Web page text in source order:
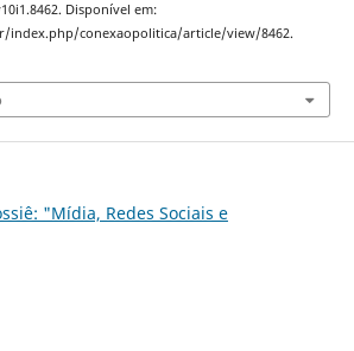
Disponível em:
index.php/conexaopolitica/article/view/8462.
"Mídia, Redes Sociais e